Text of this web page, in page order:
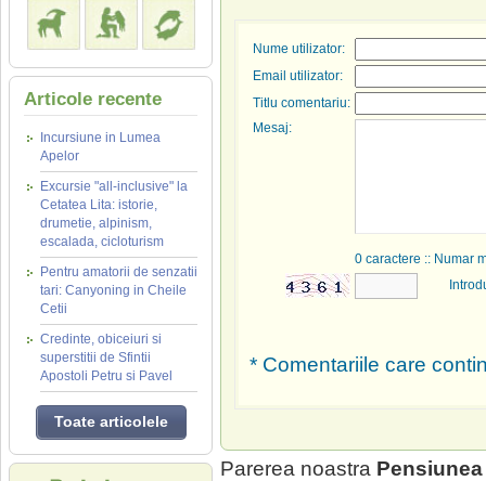
Articole recente
Incursiune in Lumea
Apelor
Excursie "all-inclusive" la
Cetatea Lita: istorie,
drumetie, alpinism,
escalada, cicloturism
Pentru amatorii de senzatii
tari: Canyoning in Cheile
Cetii
Credinte, obiceiuri si
superstitii de Sfintii
Apostoli Petru si Pavel
Toate articolele
Nume utilizator:
Email utilizator:
Titlu comentariu:
Mesaj:
0 caractere :: Numar
* Comentariile care
Parerea noastra